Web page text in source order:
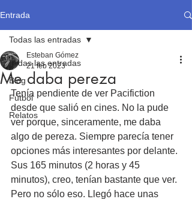
Entrada
Todas las entradas
Blog
Fútbol
Relatos
Todas las entradas
Me daba pereza
Esteban Gómez
21 feb 2023
Tenía pendiente de ver Pacifiction
desde que salió en cines. No la pude
ver porque, sinceramente, me daba
algo de pereza. Siempre parecía tener
opciones más interesantes por delante.
Sus 165 minutos (2 horas y 45
minutos), creo, tenían bastante que ver.
Pero no sólo eso. Llegó hace unas